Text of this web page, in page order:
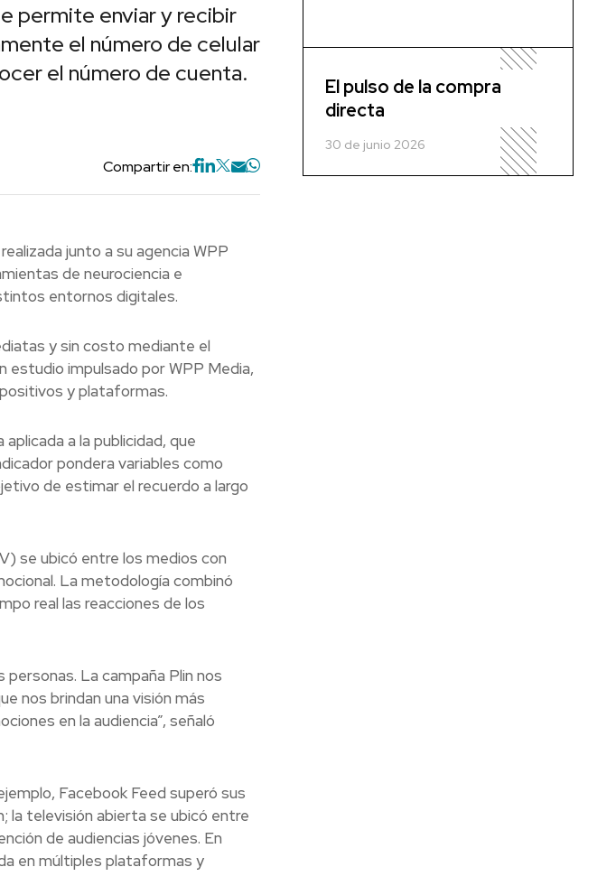
permite enviar y recibir
el número de celular
el número de cuenta.
Compartir en:
junto a su agencia WPP
de neurociencia e
entornos digitales.
y sin costo mediante el
estudio impulsado por WPP Media,
y plataformas.
a la publicidad, que
pondera variables como
de estimar el recuerdo a largo
se ubicó entre los medios con
La metodología combinó
real las reacciones de los
La campaña Plin nos
nos brindan una visión más
en la audiencia”, señaló
Facebook Feed superó sus
la televisión abierta se ubicó entre
de audiencias jóvenes. En
en múltiples plataformas y
El pulso de la compra
directa
30 de junio 2026